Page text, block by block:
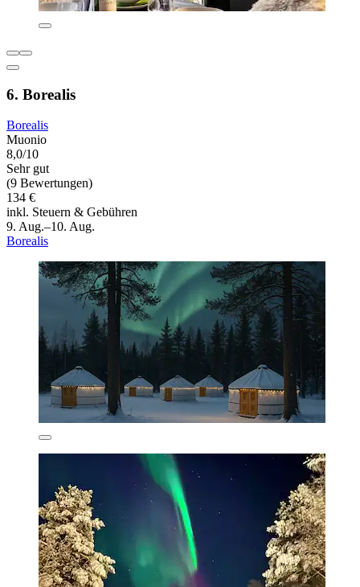
6. Borealis
Borealis
Muonio
8,0/10
Sehr gut
(9 Bewertungen)
134 €
inkl. Steuern & Gebühren
9. Aug.–10. Aug.
Borealis